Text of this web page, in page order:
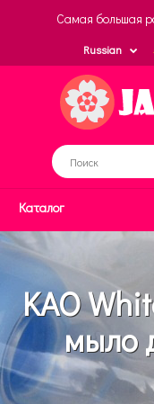
Самая большая
Russian
Каталог
KAO
мыло